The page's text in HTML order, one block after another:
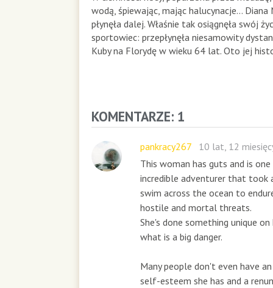
wodą, śpiewając, mając halucynacje… Diana
płynęła dalej. Właśnie tak osiągnęła swój
sportowiec: przepłynęła niesamowity
Kuby na Florydę w wieku 64 lat. Oto jej
KOMENTARZE: 1
pankracy267
10 lat, 12
This woman has guts and is
incredible adventurer that took
swim across the ocean to
hostile and mortal threats.
She's done something unique
what is a big danger.
Many people don't even have
self-esteem she has and a